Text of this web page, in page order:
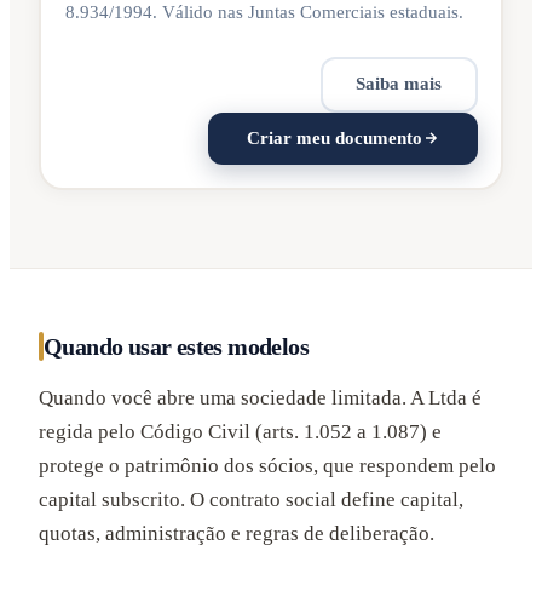
8.934/1994. Válido nas Juntas Comerciais estaduais.
Saiba mais
Criar meu documento
Quando usar estes modelos
Quando você abre uma sociedade limitada. A Ltda é
regida pelo Código Civil (arts. 1.052 a 1.087) e
protege o patrimônio dos sócios, que respondem pelo
capital subscrito. O contrato social define capital,
quotas, administração e regras de deliberação.